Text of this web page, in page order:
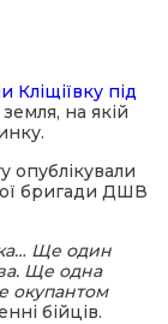
Кліщіївку під
на якій
опублікували
бригади ДШВ
Ще один
Ще одна
окупантом
бійців.